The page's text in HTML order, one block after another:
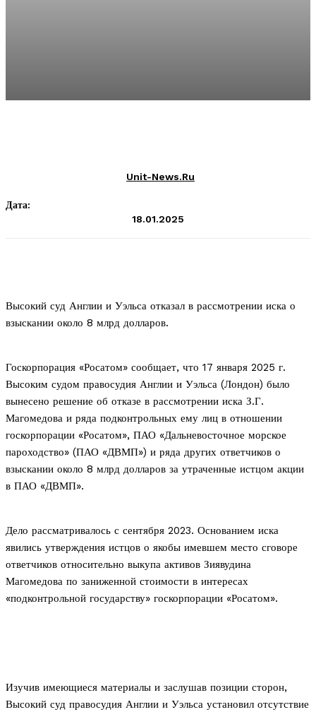
Unit-News.ru
Дата:
18.01.2025
Высокий суд Англии и Уэльса отказал в рассмотрении иска о
взыскании около 8 млрд долларов.
Госкорпорация «Росатом» сообщает, что 17 января 2025 г.
Высоким судом правосудия Англии и Уэльса (Лондон) было
вынесено решение об отказе в рассмотрении иска З.Г.
Магомедова и ряда подконтрольных ему лиц в отношении
госкорпорации «Росатом», ПАО «Дальневосточное морское
пароходство» (ПАО «ДВМП») и ряда других ответчиков о
взыскании около 8 млрд долларов за утраченные истцом акции
в ПАО «ДВМП».
Дело рассматривалось с сентября 2023. Основанием иска
явились утверждения истцов о якобы имевшем место сговоре
ответчиков относительно выкупа активов Зиявудина
Магомедова по заниженной стоимости в интересах
«подконтрольной государству» госкорпорации «Росатом».
Изучив имеющиеся материалы и заслушав позиции сторон,
Высокий суд правосудия Англии и Уэльса установил отсутствие